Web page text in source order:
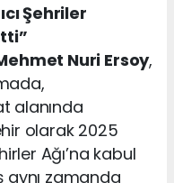
Şehriler
Nuri Ersoy,
alanında
olarak 2025
Ağı’na kabul
zamanda